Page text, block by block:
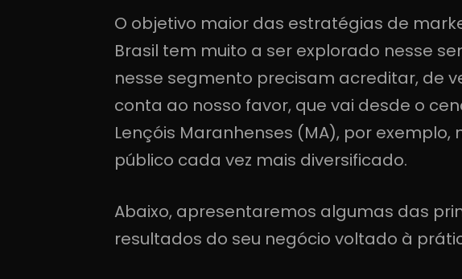
O objetivo maior das estratégias de
Brasil tem muito a ser explorado nesse
nesse segmento precisam acreditar, de
conta ao nosso favor, que vai desde o
Lençóis Maranhenses (MA), por
público cada vez mais diversificado.
Abaixo, apresentaremos algumas das
resultados do seu negócio voltado à